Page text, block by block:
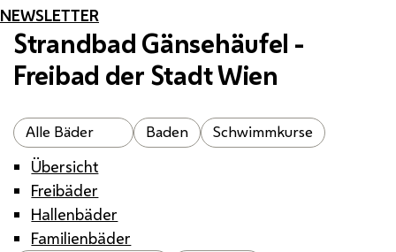
NEWSLETTER
Strandbad Gänsehäufel -
Freibad der Stadt Wien
Alle Bäder
Übersicht
Freibäder
Hallenbäder
Familienbäder
Baden Schwimmkurse